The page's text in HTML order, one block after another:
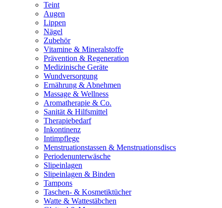
Teint
Augen
Lippen
Nägel
Zubehör
Vitamine & Mineralstoffe
Prävention & Regeneration
Medizinische Geräte
Wundversorgung
Ernährung & Abnehmen
Massage & Wellness
Aromatherapie & Co.
Sanität & Hilfsmittel
Therapiebedarf
Inkontinenz
Intimpflege
Menstruationstassen & Menstruationsdiscs
Periodenunterwäsche
Slipeinlagen
Slipeinlagen & Binden
Tampons
Taschen- & Kosmetiktücher
Watte & Wattestäbchen